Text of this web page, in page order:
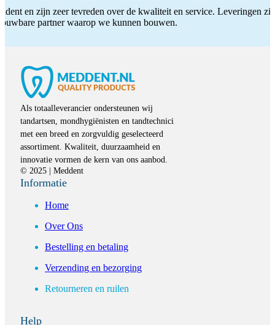
en zijn zeer tevreden over de kwaliteit en service. Leveringen
partner waarop we kunnen bouwen.
Als totaalleverancier ondersteunen wij
tandartsen, mondhygiënisten en tandtechnici
met een breed en zorgvuldig geselecteerd
assortiment. Kwaliteit, duurzaamheid en
innovatie vormen de kern van ons aanbod.
© 2025 | Meddent
Informatie
Home
Over Ons
Bestelling en betaling
Verzending en bezorging
Retourneren en ruilen
Help